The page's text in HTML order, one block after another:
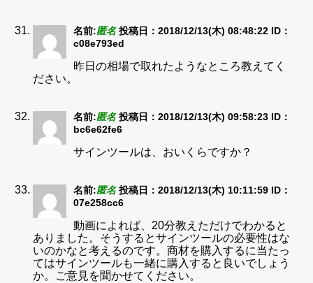
名前:匿名 投稿日：2018/12/13(木) 08:48:22 ID：
c08e793ed
昨日の相場で取れたようなところ教えてく
ださい。
名前:匿名 投稿日：2018/12/13(木) 09:58:23 ID：
bc6e62fe6
サインツールは、おいくらですか？
名前:匿名 投稿日：2018/12/13(木) 10:11:59 ID：
07e258cc6
動画によれば、20分教えただけでわかると
ありました。そうするとサインツールの必要性はな
いのかなと考えるのです。商材を購入するに当たっ
てはサインツールも一緒に購入すると良いでしょう
か。ご意見を聞かせてください。